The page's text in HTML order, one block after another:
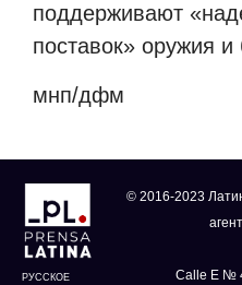
поддерживают
поставок» оружия и
мнп/дфм
РУССКОЕ
© 2016-2023
Calle E №